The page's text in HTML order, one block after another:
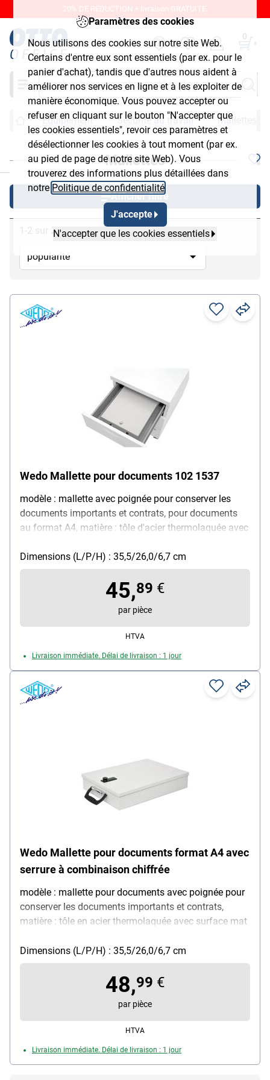
Paramètres des cookies
Nous utilisons des cookies sur notre site Web.
Certains d'entre eux sont essentiels (par ex. pour le
panier d'achat), tandis que d'autres nous aident à
améliorer nos services en ligne et à les exploiter de
manière économique. Vous pouvez accepter ou
refuser en cliquant sur le bouton "N'accepter que
les cookies essentiels", revoir ces paramètres et
désélectionner les cookies à tout moment (par ex.
au pied de page de notre site Web). Vous
trouverez des informations plus détaillées dans
notre Politique de confidentialité
J'accepte
N'accepter que les cookies essentiels
20% DE RÉDUCTION + livraison GRATUITE.
0
Chercher
Équipement Sécurité au travail Mallettes
Mallettes
Afficher filtre
1-2 sur 2
Wedo Mallette pour documents 102 1537
modèle : mallette avec poignée pour conserver les
documents importants et contrats, pour documents
au format A4, matière : tôle d'acier thermolaquée avec
permettant de fixer le tiroir, avec serrure à cylindre (2
clés), dimensions intérieures (L/P/H) : 33,9/24,2/6,6
cm, dimensions extérieures (L/P/H) : 35,5/26,0/6,7
Dimensions (L/P/H) : 35,5/26,0/6,7 cm
45,89 €
par pièce
HTVA
Livraison immédiate. Délai de livraison : 1 jour
Wedo Mallette pour documents format A4 avec
serrure à combinaison chiffrée
modèle : mallette pour documents avec poignée pour
conserver les documents importants et contrats,
matière : tôle en acier thermolaquée avec surface mat
code à 3 chiffres, dimensions extérieures (L/P/H) :
35,5/26/6,7 cm, dimensions intérieures : 33,9 x 24,2 x
6,6 cm, couleur : gris clair, livraison dans un carton
Dimensions (L/P/H) : 35,5/26,0/6,7 cm
48,99 €
par pièce
HTVA
Livraison immédiate. Délai de livraison : 1 jour